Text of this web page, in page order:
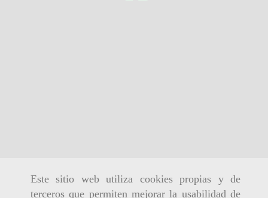
Este sitio web utiliza cookies propias y de
terceros que permiten mejorar la usabilidad de